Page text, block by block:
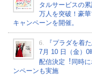
タルサービスの
万人を突破！豪
キャンペーンを開催。
6.
『プラダを着
7⽉ 10 ⽇（金）0
配信決定︕同時
ンペーンも実施